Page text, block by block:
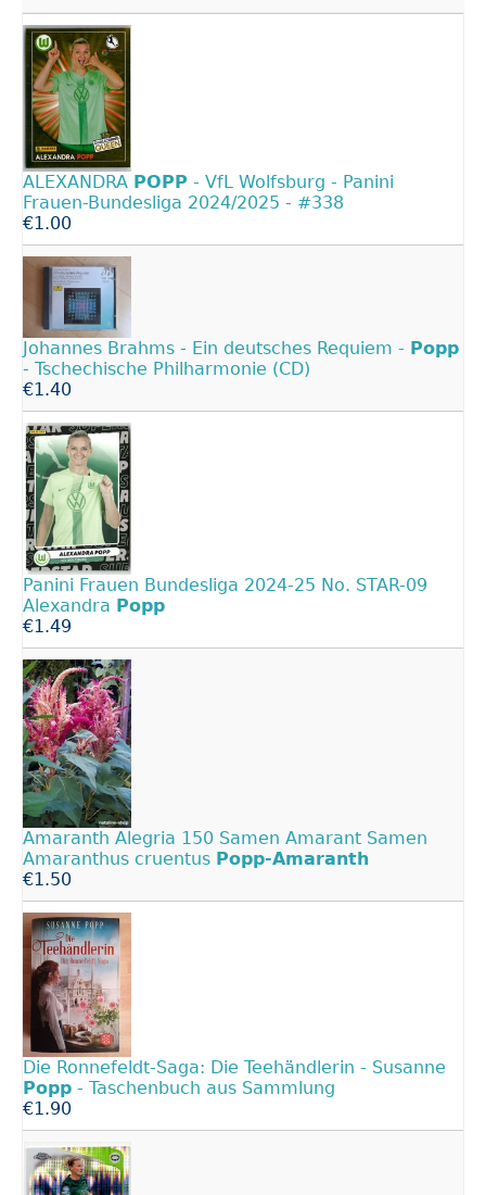
ALEXANDRA POPP - VfL Wolfsburg - Panini
Frauen-Bundesliga 2024/2025 - #338
€1.00
Johannes Brahms - Ein deutsches Requiem - Popp
- Tschechische Philharmonie (CD)
€1.40
Panini Frauen Bundesliga 2024-25 No. STAR-09
Alexandra Popp
€1.49
Amaranth Alegria 150 Samen Amarant Samen
Amaranthus cruentus Popp-Amaranth
€1.50
Die Ronnefeldt-Saga: Die Teehändlerin - Susanne
Popp - Taschenbuch aus Sammlung
€1.90